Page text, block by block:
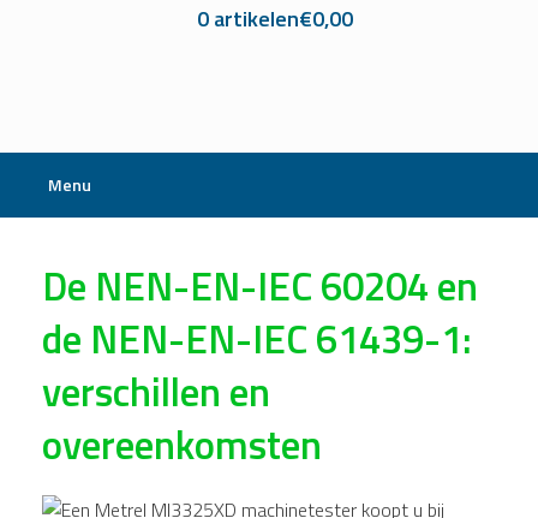
0 artikelen€0,00
Menu
De NEN-EN-IEC 60204 en
de NEN-EN-IEC 61439-1:
verschillen en
overeenkomsten